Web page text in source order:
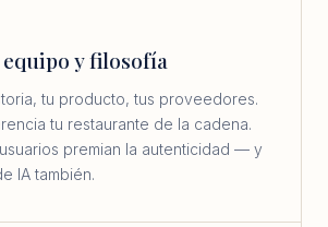
y filosofía
tu producto, tus proveedores.
tu restaurante de la cadena.
premian la autenticidad — y
IA también.